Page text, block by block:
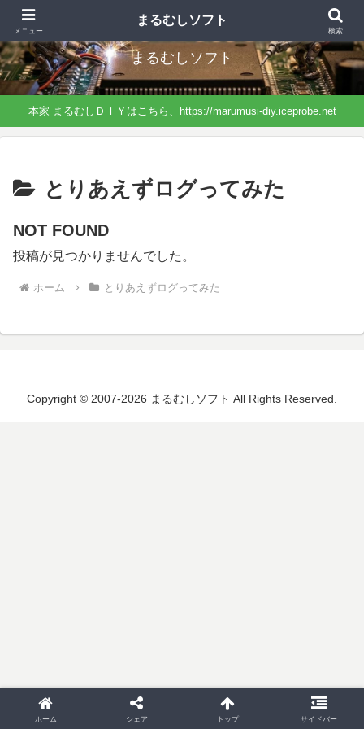
まるむしＤＩＹから分離したサイト、ソフトに特化したネタになっています。
まるむしソフト
本家 まるむしＤＩＹはこちら、https://marumusi-diy.iceprobe.net
とりあえずログってみた
NOT FOUND
投稿が見つかりませんでした。
ホーム とりあえずログってみた
Copyright © 2007-2026 まるむしソフト All Rights Reserved.
メニュー
まるむしソフト
検索
ホーム シェア トップ サイドバー